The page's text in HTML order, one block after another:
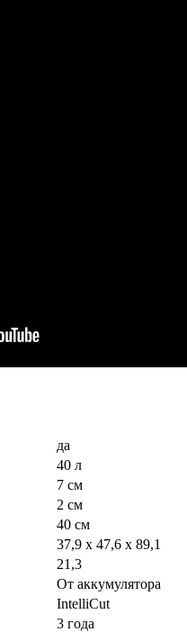
да
40 л
7 см
2 см
40 см
37,9 х 47,6 х 89,1
21,3
От аккумулятора
IntelliCut
3 года